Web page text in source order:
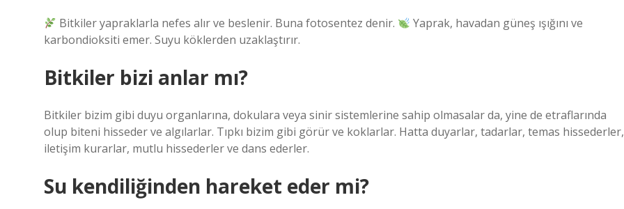
Bitkiler yapraklarla nefes alır ve beslenir. Buna fotosentez denir.
Yaprak, havadan güneş ışığını ve
karbondioksiti emer. Suyu köklerden uzaklaştırır.
Bitkiler bizi anlar mı?
Bitkiler bizim gibi duyu organlarına, dokulara veya sinir sistemlerine sahip olmasalar da, yine de etraflarında
olup biteni hisseder ve algılarlar. Tıpkı bizim gibi görür ve koklarlar. Hatta duyarlar, tadarlar, temas hissederler,
iletişim kurarlar, mutlu hissederler ve dans ederler.
Su kendiliğinden hareket eder mi?